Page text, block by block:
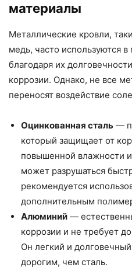
материалы
Металлические кровли,
медь, часто используются
благодаря их
коррозии. Однако, не все
переносят воздействие
Оцинкованная сталь —
который защищает от
повышенной влажности
может разрушаться
рекомендуется
дополнительным
Алюминий —
коррозии и не требует
Он легкий и
дорогим, чем сталь.